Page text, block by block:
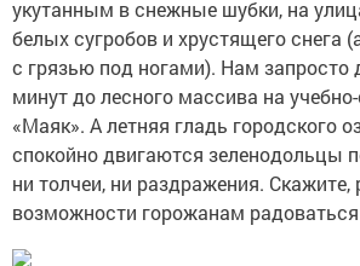
укутанным в снежные шубки, на
белых сугробов и хрустящего снега
с грязью под ногами). Нам запросто
минут до лесного массива на
«Маяк». А летняя гладь городского
спокойно двигаются зеленодольцы
ни толчеи, ни раздражения. Скажите,
возможности горожанам